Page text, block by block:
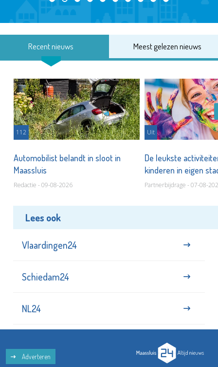
Recent nieuws Meest gelezen nieuws
112
Automobilist belandt in sloot in
Maassluis
Redactie - 09-08-2026
Uit
De leukste
kinderen in eigen
Partnerbijdrage - 07-08-
Lees ook
Vlaardingen24
Schiedam24
NL24
Adverteren